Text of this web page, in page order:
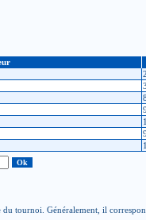
tournoi. Généralement, il